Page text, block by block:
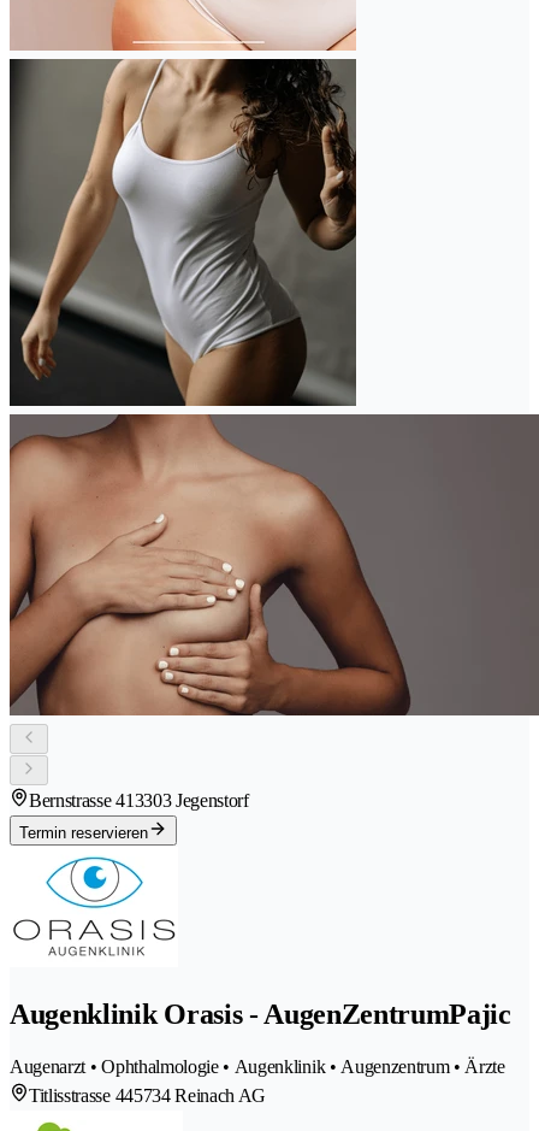
Bernstrasse 413303 Jegenstorf
Termin reservieren
Augenklinik Orasis - AugenZentrumPajic
Augenarzt • Ophthalmologie • Augenklinik • Augenzentrum • Ärzte
Titlisstrasse 445734 Reinach AG